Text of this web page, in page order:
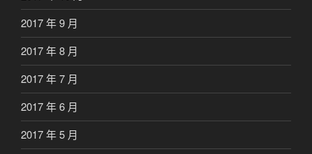
2017 年 9 月
2017 年 8 月
2017 年 7 月
2017 年 6 月
2017 年 5 月